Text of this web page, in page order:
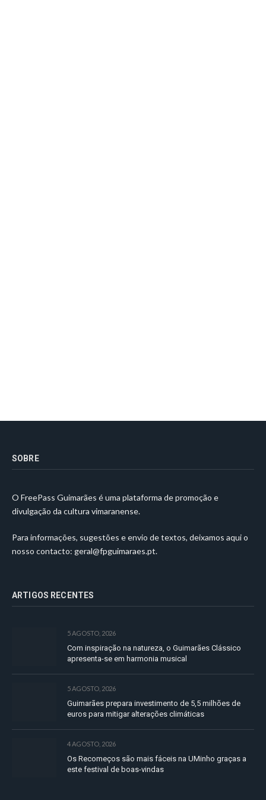
SOBRE
O FreePass Guimarães é uma plataforma de promoção e
divulgação da cultura vimaranense.
Para informações, sugestões e envio de textos, deixamos aqui o
nosso contacto: geral@fpguimaraes.pt.
ARTIGOS RECENTES
5 AGOSTO, 2026
Com inspiração na natureza, o Guimarães Clássico
apresenta-se em harmonia musical
5 AGOSTO, 2026
Guimarães prepara investimento de 5,5 milhões de
euros para mitigar alterações climáticas
4 AGOSTO, 2026
Os Recomeços são mais fáceis na UMinho graças a
este festival de boas-vindas